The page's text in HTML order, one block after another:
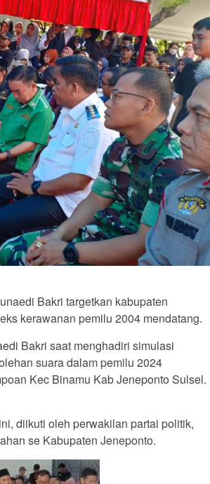
Bakri targetkan kabupaten
kerawanan pemilu 2004 mendatang.
Bakri saat menghadiri simulasi
suara dalam pemilu 2024
Kec Binamu Kab Jeneponto Sulsel.
diikuti oleh perwakilan partai politik,
se Kabupaten Jeneponto.